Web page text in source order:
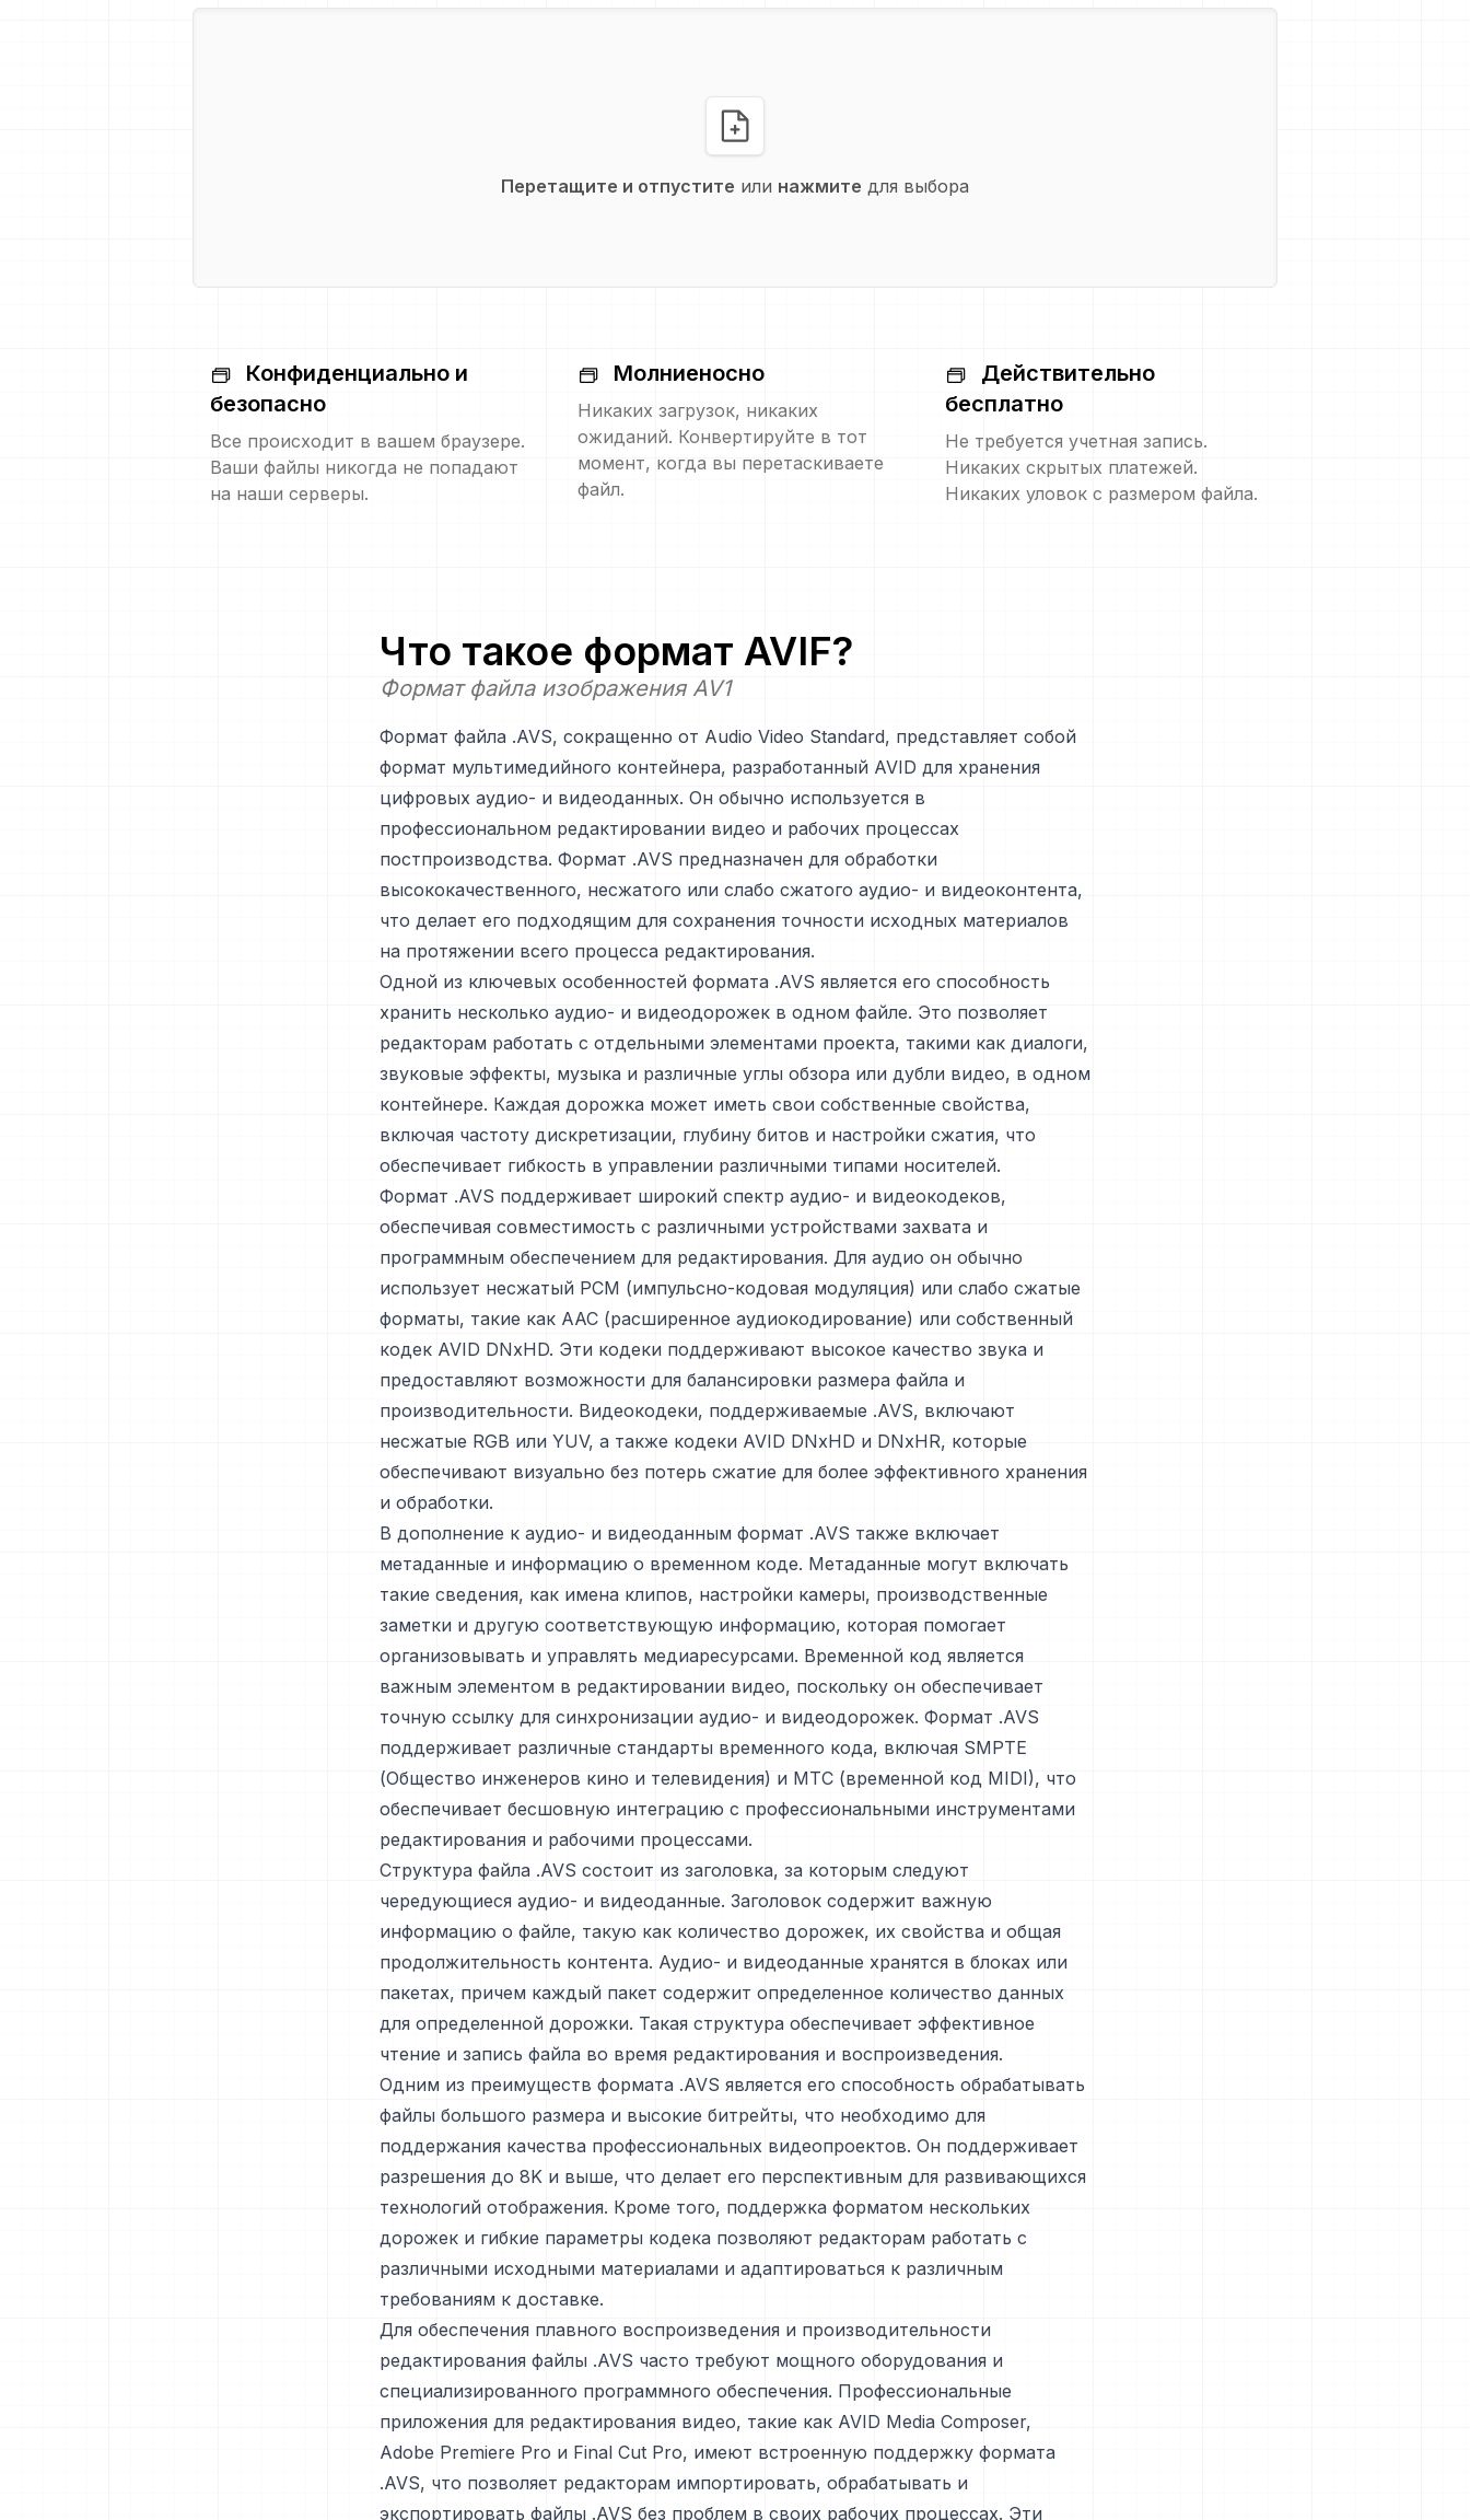
Перетащите и отпустите или нажмите для выбора
Конфиденциально и
безопасно
Все происходит в вашем браузере.
Ваши файлы никогда не попадают
на наши серверы.
Молниеносно
Никаких загрузок, никаких
ожиданий. Конвертируйте в тот
момент, когда вы перетаскиваете
файл.
Действительно
бесплатно
Не требуется учетная запись.
Никаких скрытых платежей.
Никаких уловок с размером файла.
Что такое формат AVIF?
Формат файла изображения AV1
Формат файла .AVS, сокращенно от Audio Video Standard, представляет собой
формат мультимедийного контейнера, разработанный AVID для хранения
цифровых аудио- и видеоданных. Он обычно используется в
профессиональном редактировании видео и рабочих процессах
постпроизводства. Формат .AVS предназначен для обработки
высококачественного, несжатого или слабо сжатого аудио- и видеоконтента,
что делает его подходящим для сохранения точности исходных материалов
на протяжении всего процесса редактирования.
Одной из ключевых особенностей формата .AVS является его способность
хранить несколько аудио- и видеодорожек в одном файле. Это позволяет
редакторам работать с отдельными элементами проекта, такими как диалоги,
звуковые эффекты, музыка и различные углы обзора или дубли видео, в одном
контейнере. Каждая дорожка может иметь свои собственные свойства,
включая частоту дискретизации, глубину битов и настройки сжатия, что
обеспечивает гибкость в управлении различными типами носителей.
Формат .AVS поддерживает широкий спектр аудио- и видеокодеков,
обеспечивая совместимость с различными устройствами захвата и
программным обеспечением для редактирования. Для аудио он обычно
использует несжатый PCM (импульсно-кодовая модуляция) или слабо сжатые
форматы, такие как AAC (расширенное аудиокодирование) или собственный
кодек AVID DNxHD. Эти кодеки поддерживают высокое качество звука и
предоставляют возможности для балансировки размера файла и
производительности. Видеокодеки, поддерживаемые .AVS, включают
несжатые RGB или YUV, а также кодеки AVID DNxHD и DNxHR, которые
обеспечивают визуально без потерь сжатие для более эффективного хранения
и обработки.
В дополнение к аудио- и видеоданным формат .AVS также включает
метаданные и информацию о временном коде. Метаданные могут включать
такие сведения, как имена клипов, настройки камеры, производственные
заметки и другую соответствующую информацию, которая помогает
организовывать и управлять медиаресурсами. Временной код является
важным элементом в редактировании видео, поскольку он обеспечивает
точную ссылку для синхронизации аудио- и видеодорожек. Формат .AVS
поддерживает различные стандарты временного кода, включая SMPTE
(Общество инженеров кино и телевидения) и MTC (временной код MIDI), что
обеспечивает бесшовную интеграцию с профессиональными инструментами
редактирования и рабочими процессами.
Структура файла .AVS состоит из заголовка, за которым следуют
чередующиеся аудио- и видеоданные. Заголовок содержит важную
информацию о файле, такую как количество дорожек, их свойства и общая
продолжительность контента. Аудио- и видеоданные хранятся в блоках или
пакетах, причем каждый пакет содержит определенное количество данных
для определенной дорожки. Такая структура обеспечивает эффективное
чтение и запись файла во время редактирования и воспроизведения.
Одним из преимуществ формата .AVS является его способность обрабатывать
файлы большого размера и высокие битрейты, что необходимо для
поддержания качества профессиональных видеопроектов. Он поддерживает
разрешения до 8K и выше, что делает его перспективным для развивающихся
технологий отображения. Кроме того, поддержка форматом нескольких
дорожек и гибкие параметры кодека позволяют редакторам работать с
различными исходными материалами и адаптироваться к различным
требованиям к доставке.
Для обеспечения плавного воспроизведения и производительности
редактирования файлы .AVS часто требуют мощного оборудования и
специализированного программного обеспечения. Профессиональные
приложения для редактирования видео, такие как AVID Media Composer,
Adobe Premiere Pro и Final Cut Pro, имеют встроенную поддержку формата
.AVS, что позволяет редакторам импортировать, обрабатывать и
экспортировать файлы .AVS без проблем в своих рабочих процессах. Эти